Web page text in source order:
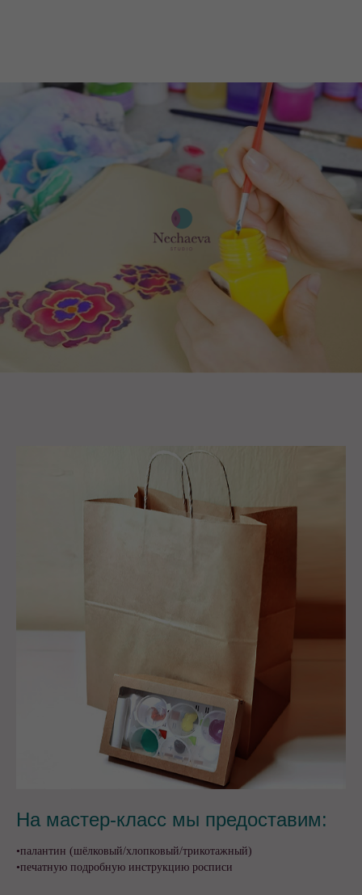
На мастер-класс мы предоставим:
•палантин (шёлковый/хлопковый/трикотажный)
•печатную подробную инструкцию росписи